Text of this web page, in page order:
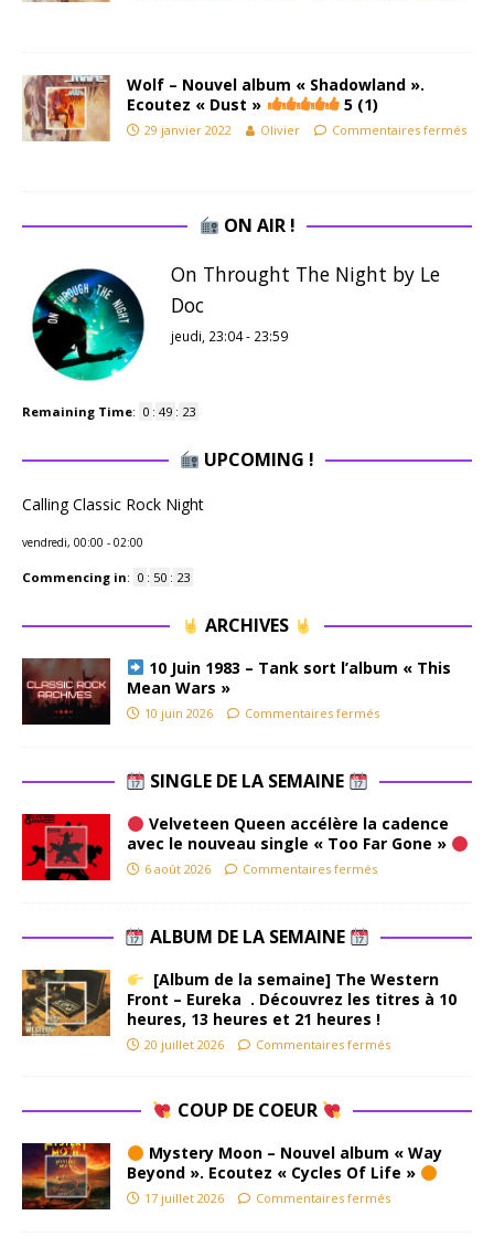
Wolf – Nouvel album « Shadowland ».
Ecoutez « Dust »
5 (1)
29 janvier 2022 Olivier Commentaires fermés
ON AIR !
On Throught The Night by Le
Doc
jeudi, 23:04- 23:59
Remaining Time: 0 : 49 : 23
UPCOMING !
Calling Classic Rock Night
vendredi, 00:00 - 02:00
Commencing in: 0 : 50 : 23
ARCHIVES
10 Juin 1983 – Tank sort l’album « This
Mean Wars »
10 juin 2026 Commentaires fermés
SINGLE DE LA SEMAINE
Velveteen Queen accélère la cadence
avec le nouveau single « Too Far Gone »
6 août 2026 Commentaires fermés
ALBUM DE LA SEMAINE
[Album de la semaine] The Western
Front – Eureka . Découvrez les titres à 10
heures, 13 heures et 21 heures !
20 juillet 2026 Commentaires fermés
COUP DE COEUR
Mystery Moon – Nouvel album « Way
Beyond ». Ecoutez « Cycles Of Life »
17 juillet 2026 Commentaires fermés